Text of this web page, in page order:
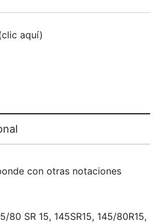
aquí)
con otras notaciones
80 SR 15, 145SR15, 145/80R15,